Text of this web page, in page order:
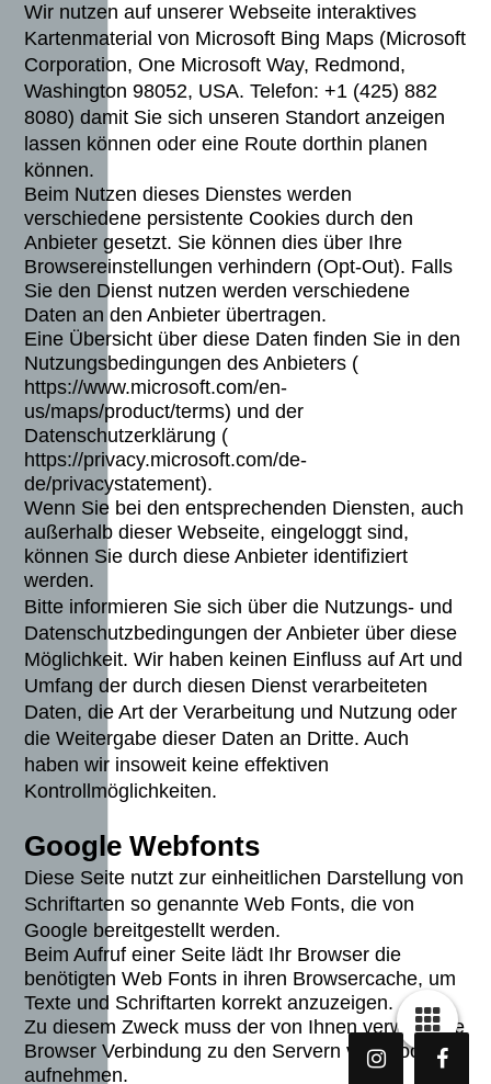
Wir nutzen auf unserer Webseite interaktives
Kartenmaterial von Microsoft Bing Maps (Microsoft
Corporation, One Microsoft Way, Redmond,
Washington 98052, USA. Telefon: +1 (425) 882
8080) damit Sie sich unseren Standort anzeigen
lassen können oder eine Route dorthin planen
können.
Beim Nutzen dieses Dienstes werden
verschiedene persistente Cookies durch den
Anbieter gesetzt. Sie können dies über Ihre
Browsereinstellungen verhindern (Opt-Out). Falls
Sie den Dienst nutzen werden verschiedene
Daten an den Anbieter übertragen.
Eine Übersicht über diese Daten finden Sie in den
Nutzungsbedingungen des Anbieters (
https://www.microsoft.com/en-
us/maps/product/terms) und der
Datenschutzerklärung (
https://privacy.microsoft.com/de-
de/privacystatement).
Wenn Sie bei den entsprechenden Diensten, auch
außerhalb dieser Webseite, eingeloggt sind,
können Sie durch diese Anbieter identifiziert
werden.
Bitte informieren Sie sich über die Nutzungs- und
Datenschutzbedingungen der Anbieter über diese
Möglichkeit. Wir haben keinen Einfluss auf Art und
Umfang der durch diesen Dienst verarbeiteten
Daten, die Art der Verarbeitung und Nutzung oder
die Weitergabe dieser Daten an Dritte. Auch
haben wir insoweit keine effektiven
Kontrollmöglichkeiten.
Google Webfonts
Diese Seite nutzt zur einheitlichen Darstellung von
Schriftarten so genannte Web Fonts, die von
Google bereitgestellt werden.
Beim Aufruf einer Seite lädt Ihr Browser die
benötigten Web Fonts in ihren Browsercache, um
Texte und Schriftarten korrekt anzuzeigen.
Zu diesem Zweck muss der von Ihnen verwendete
Browser Verbindung zu den Servern von Google
aufnehmen.